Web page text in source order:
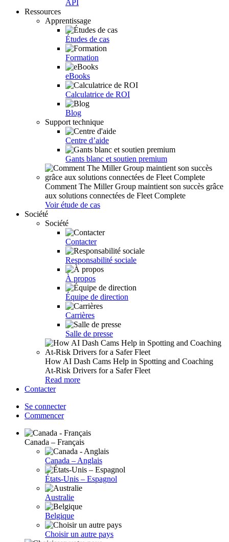
API
Ressources
Apprentissage
Études de cas
Formation
eBooks
Calculatrice de ROI
Blog
Support technique
Centre d’aide
Gants blanc et soutien premium
Comment The Miller Group maintient son succès grâce
aux solutions connectées de Fleet Complete
Voir étude de cas
Société
Société
Contacter
Responsabilité sociale
À propos
Équipe de direction
Carrières
Salle de presse
How AI Dash Cams Help in Spotting and Coaching
At-Risk Drivers for a Safer Fleet
Read more
Contacter
Se connecter
Commencer
Canada – Français
Canada – Anglais
États-Unis – Espagnol
Australie
Belgique
Choisir un autre pays